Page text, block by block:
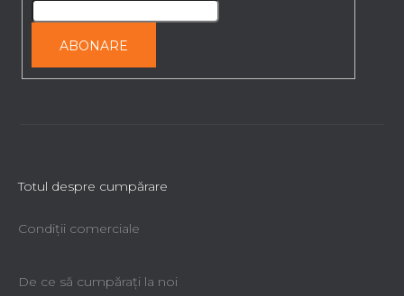
ABONARE
Totul despre cumpărare
Condiții comerciale
De ce să cumpăraţi la noi